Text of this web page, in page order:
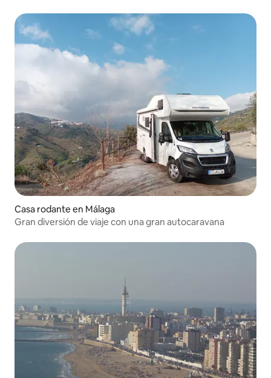
Casa rodante en Málaga
Gran diversión de viaje con una gran autocaravana